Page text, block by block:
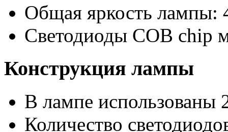
Общая яркость лампы:
Светодиоды COB chip
Конструкция лампы
В лампе использованы
Количество